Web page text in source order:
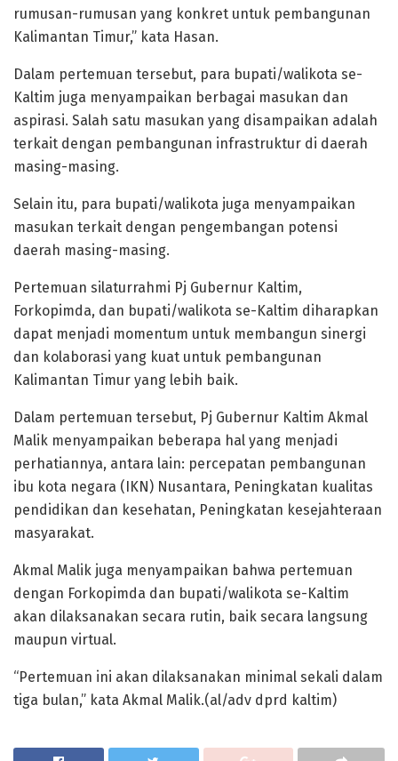
rumusan-rumusan yang konkret untuk pembangunan
Kalimantan Timur,” kata Hasan.
Dalam pertemuan tersebut, para bupati/walikota se-
Kaltim juga menyampaikan berbagai masukan dan
aspirasi. Salah satu masukan yang disampaikan adalah
terkait dengan pembangunan infrastruktur di daerah
masing-masing.
Selain itu, para bupati/walikota juga menyampaikan
masukan terkait dengan pengembangan potensi
daerah masing-masing.
Pertemuan silaturrahmi Pj Gubernur Kaltim,
Forkopimda, dan bupati/walikota se-Kaltim diharapkan
dapat menjadi momentum untuk membangun sinergi
dan kolaborasi yang kuat untuk pembangunan
Kalimantan Timur yang lebih baik.
Dalam pertemuan tersebut, Pj Gubernur Kaltim Akmal
Malik menyampaikan beberapa hal yang menjadi
perhatiannya, antara lain: percepatan pembangunan
ibu kota negara (IKN) Nusantara, Peningkatan kualitas
pendidikan dan kesehatan, Peningkatan kesejahteraan
masyarakat.
Akmal Malik juga menyampaikan bahwa pertemuan
dengan Forkopimda dan bupati/walikota se-Kaltim
akan dilaksanakan secara rutin, baik secara langsung
maupun virtual.
“Pertemuan ini akan dilaksanakan minimal sekali dalam
tiga bulan,” kata Akmal Malik.(al/adv dprd kaltim)